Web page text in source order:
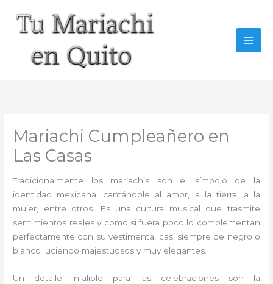
contenido
Mariachi Cumpleañero en
Las Casas
Tradicionalmente los mariachis son el símbolo de la
identidad mexicana, cantándole al amor, a la tierra, a la
mujer, entre otros. Es una cultura musical que trasmite
sentimientos reales y como si fuera poco lo complementan
perfectamente con su vestimenta, casi siempre de negro o
blanco luciendo majestuosos y muy elegantes.
Un detalle infalible para las celebraciones son la